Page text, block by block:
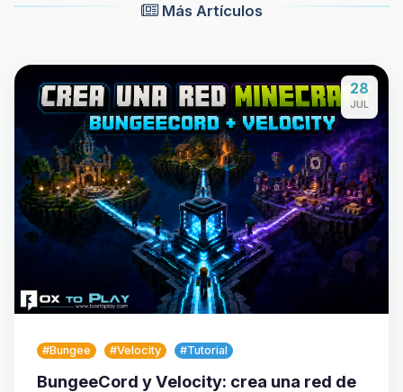
Más Artículos
28
JUL
#Bungee #Velocity #Tutorial
BungeeCord y Velocity: crea una red de